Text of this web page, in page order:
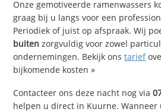
Onze gemotiveerde ramenwassers
graag bij u langs voor een
Periodiek of juist op afspraak. Wij
buiten zorgvuldig voor zowel
ondernemingen. Bekijk onstarief
bijkomende kosten »
Contacteer ons deze nacht nog via
helpen u direct in Kuurne. Wanneer